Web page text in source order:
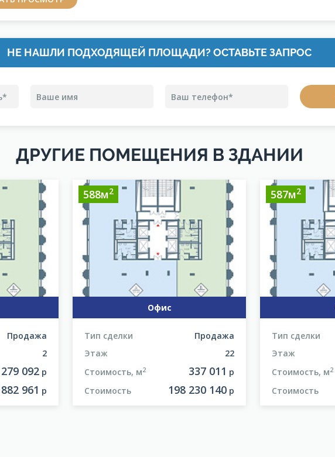
НЕ НАШЛИ ПОДХОДЯЩЕЙ ПЛОЩАДИ? ОСТАВЬТЕ ЗАПРОС
ДРУГИЕ ПОМЕЩЕНИЯ В ЗДАНИИ
Продажа
2
279 092 р
961 р
588м2
Офис
Тип сделки
Продажа
Этаж
22
Стоимость, м2 337 011 р
Стоимость
198 230 140 р
587м2
Тип сделки
Этаж
Стоимость, м2
Стоимость